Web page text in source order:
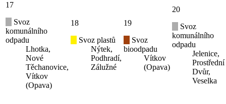
17
Svoz
komunálního
odpadu
Lhotka,
Nové
Těchanovice,
Vítkov
(Opava)
18
Svoz plastů
Nýtek,
Podhradí,
Zálužné
19
Svoz
bioodpadu
Vítkov
(Opava)
20
Svoz
komunálního
odpadu
Jelenice,
Prostřední
Dvůr,
Veselka